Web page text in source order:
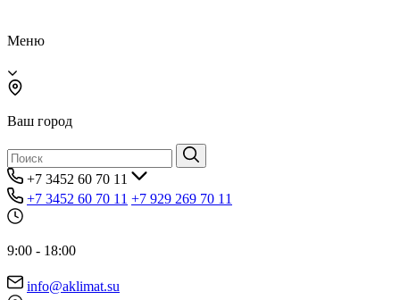
Меню
Ваш город
+7 3452 60 70 11
+7 3452 60 70 11 +7 929 269 70 11
9:00 - 18:00
info@aklimat.su